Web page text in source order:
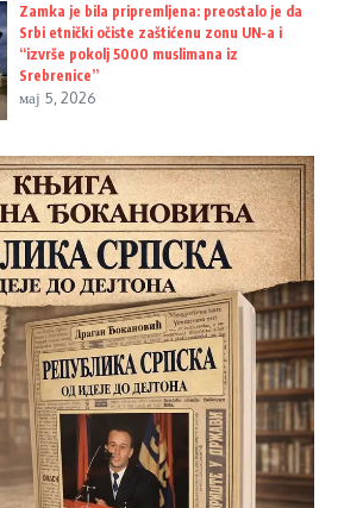
Zamka je bila pripremljena: preostalo je da
Srbi etnički očiste zaštićenu zonu UN-a i
“izvrše pokolj 5000 muslimana iz
Srebrenice”
мај 5, 2026